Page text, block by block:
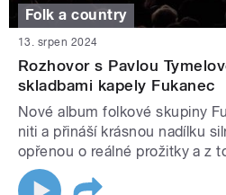
Folk a country
13. srpen 2024
Rozhovor s Pavlou
skladbami kapely Fukanec
Nové album folkové skupiny
niti a přináší krásnou nadílku
opřenou o reálné prožitky a z